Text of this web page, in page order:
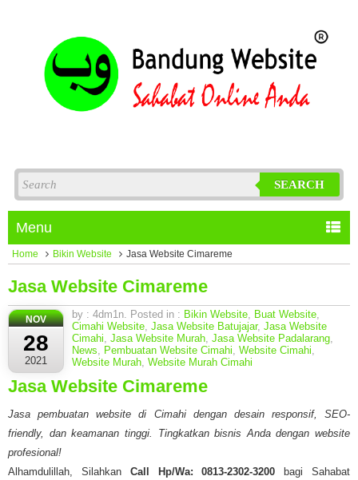
SEARCH
Menu
Home Bikin Website Jasa Website Cimareme
Jasa Website Cimareme
NOV
28
2021
by : 4dm1n. Posted in : Bikin Website, Buat Website,
Cimahi Website, Jasa Website Batujajar, Jasa Website
Cimahi, Jasa Website Murah, Jasa Website Padalarang,
News, Pembuatan Website Cimahi, Website Cimahi,
Website Murah, Website Murah Cimahi
Jasa Website Cimareme
Jasa pembuatan website di Cimahi dengan desain responsif, SEO-
friendly, dan keamanan tinggi. Tingkatkan bisnis Anda dengan website
profesional!
Alhamdulillah, Silahkan Call Hp/Wa: 0813-2302-3200 bagi Sahabat